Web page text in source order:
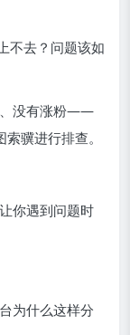
不去？问题该如
、没有涨粉——
骥进行排查。
你遇到问题时
为什么这样分